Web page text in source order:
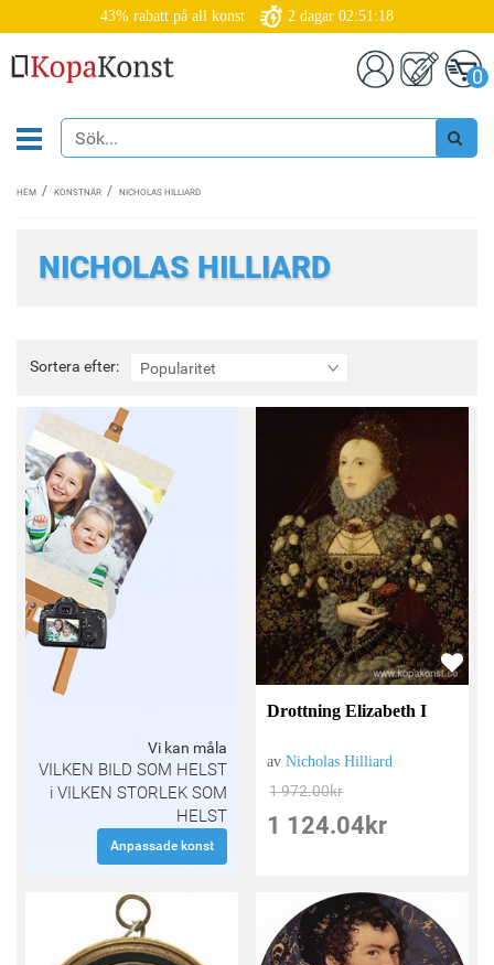
43% rabatt på all konst 2 dagar 02:51:18
0
HEM KONSTNÄR NICHOLAS HILLIARD
NICHOLAS HILLIARD
Sortera efter: Popularitet
Sortera
efter:
Vi kan måla
VILKEN BILD SOM HELST
i VILKEN STORLEK SOM
HELST
Anpassade konst
Drottning Elizabeth I
avNicholas Hilliard
1 972.00kr
1 124.04 kr